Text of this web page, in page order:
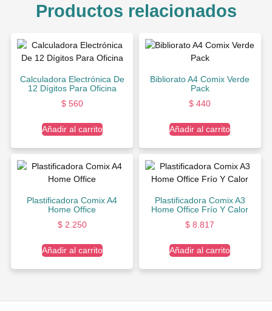
Productos relacionados
Calculadora Electrónica De
12 Dígitos Para Oficina
$560
Añadir al carrito
Bibliorato A4 Comix Verde
Pack
$ 440
Añadir al carrito
Plastificadora Comix A4
Home Office
$2.250
Añadir al carrito
Plastificadora Comix A3
Home Office Frío Y Calor
$ 8.817
Añadir al carrito